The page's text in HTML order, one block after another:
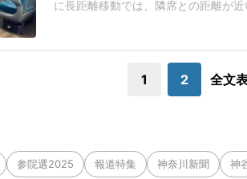
に長距離移動では、隣席との距離が
つながることがある。都内在住の中
京に向かう新幹線で、思わぬ出来事
して乗車した。
1 2 全文
参院選2025 報道特集 神奈川新聞 神